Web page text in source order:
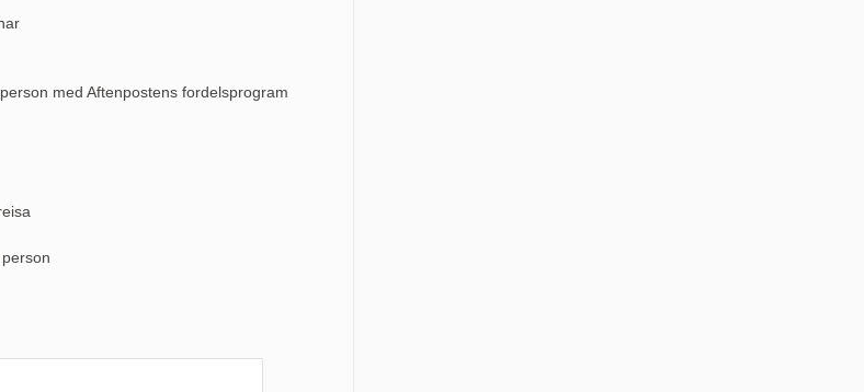
med Aftenpostens fordelsprogram